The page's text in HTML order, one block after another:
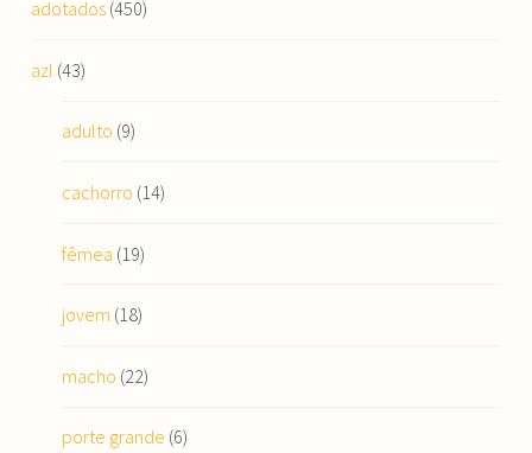
adotados (450)
azl (43)
adulto (9)
cachorro (14)
fêmea (19)
jovem (18)
macho (22)
porte grande (6)